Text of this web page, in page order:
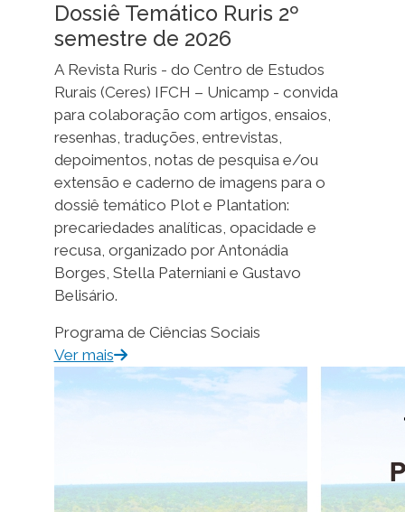
Dossiê Temático Ruris 2º
semestre de 2026
A Revista Ruris - do Centro de Estudos
Rurais (Ceres) IFCH – Unicamp - convida
para colaboração com artigos, ensaios,
resenhas, traduções, entrevistas,
depoimentos, notas de pesquisa e/ou
extensão e caderno de imagens para o
dossiê temático Plot e Plantation:
precariedades analíticas, opacidade e
recusa, organizado por Antonádia
Borges, Stella Paterniani e Gustavo
Belisário.
Programa de Ciências Sociais
Ver mais